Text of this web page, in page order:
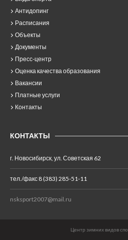
Антидопинг
Расписания
Объекты
Документы
Пресс-центр
Оценка качества образования
Вакансии
Платные услуги
Контакты
КОНТАКТЫ
г. Новосибирск, ул. Советская 62
тел./факс 8 (383) 285-51-11
nsksport2007@mail.ru
Центр зимних видов